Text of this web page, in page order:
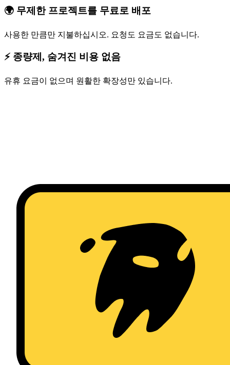
🌍 무제한 프로젝트를 무료로 배포
사용한 만큼만 지불하십시오. 요청도 요금도 없습니다.
⚡ 종량제, 숨겨진 비용 없음
유휴 요금이 없으며 원활한 확장성만 있습니다.